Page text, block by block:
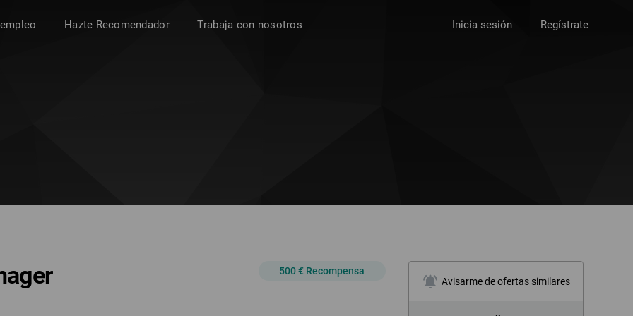
Hazte Recomendador Trabaja con nosotros Inicia sesión Regístrate
500 € Recompensa
notifications_active Avisarme de ofertas similares